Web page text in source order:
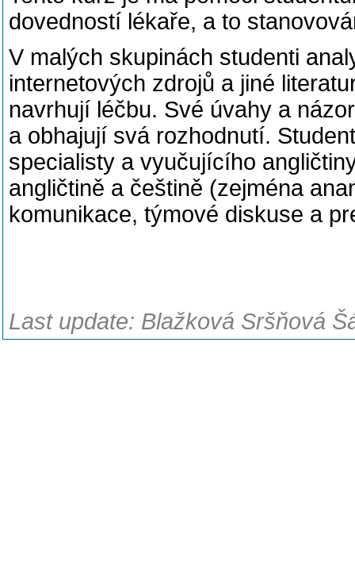
dovedností lékaře, a to
V malých skupinách studenti
internetových zdrojů a jiné
navrhují léčbu. Své úvahy a
a obhajují svá rozhodnutí.
specialisty a vyučujícího
angličtině a češtině (zejména
komunikace, týmové diskuse a
Last update: Blažková Sršňová